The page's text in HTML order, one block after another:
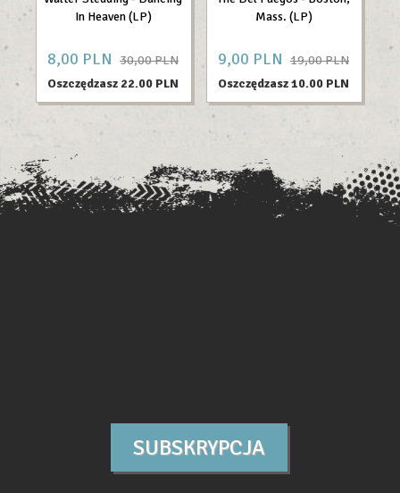
In Heaven (LP)
8,00 PLN 30,00 PLN
Oszczędzasz 22.00 PLN
Mass. (LP)
9,00 PLN 19,00 PLN
Oszczędzasz 10.00 PLN
SUBSKRYPCJA